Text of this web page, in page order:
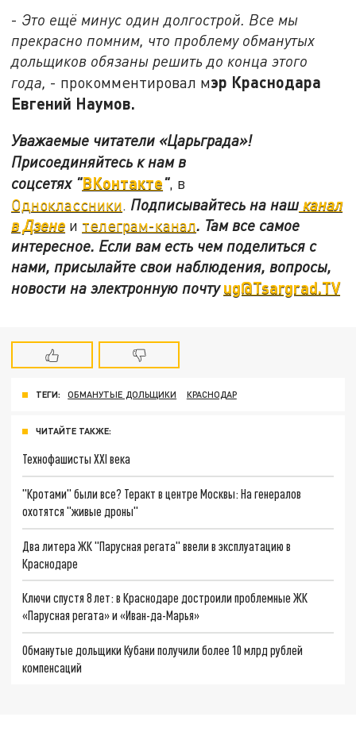
- Это ещё минус один долгострой. Все мы
прекрасно помним, что проблему обманутых
дольщиков обязаны решить до конца этого
года, - прокомментировал мэр Краснодара
Евгений Наумов.
Уважаемые читатели «Царьграда»!
Присоединяйтесь к нам в
соцсетях "ВКонтакте", в
Одноклассники. Подписывайтесь на нашканал
в Дзене и телеграм-канал. Там все самое
интересное. Если вам есть чем поделиться с
нами, присылайте свои наблюдения, вопросы,
новости на электронную почтуug@Tsargrad.TV
ТЕГИ: ОБМАНУТЫЕ ДОЛЬЩИКИ КРАСНОДАР
ЧИТАЙТЕ ТАКЖЕ:
Технофашисты XXI века
"Кротами" были все? Теракт в центре Москвы: На генералов
охотятся "живые дроны"
Два литера ЖК "Парусная регата" ввели в эксплуатацию в
Краснодаре
Ключи спустя 8 лет: в Краснодаре достроили проблемные ЖК
«Парусная регата» и «Иван-да-Марья»
Обманутые дольщики Кубани получили более 10 млрд рублей
компенсаций